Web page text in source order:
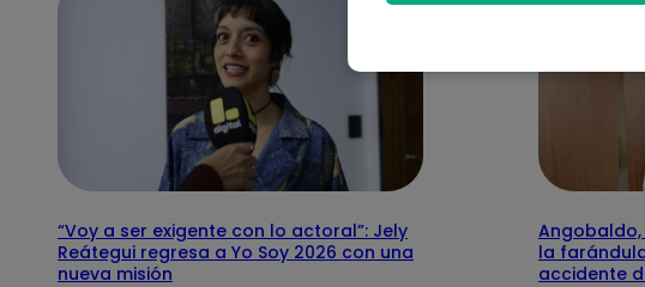
“Voy a ser exigente con lo actoral”: Jely
Reátegui regresa a Yo Soy 2026 con una
nueva misión
la
accidente